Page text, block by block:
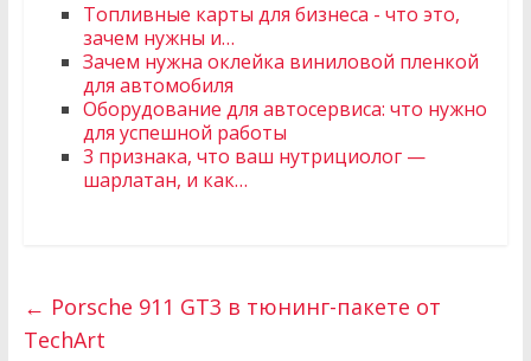
Топливные карты для бизнеса - что это,
зачем нужны и…
Зачем нужна оклейка виниловой пленкой
для автомобиля
Оборудование для автосервиса: что нужно
для успешной работы
3 признака, что ваш нутрициолог —
шарлатан, и как…
← Porsche 911 GT3 в тюнинг-пакете от
TechArt